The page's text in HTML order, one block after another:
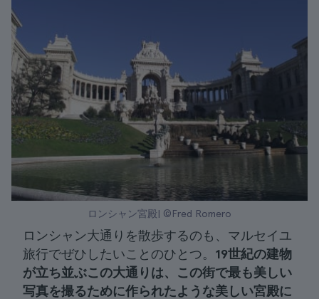
ロンシャン宮殿| ©Fred Romero
ロンシャン大通りを散歩するのも、マルセイユ
旅行でぜひしたいことのひとつ。 19世紀の建物
が立ち並ぶこの大通りは、 この街で最も美しい
写真を撮るために作られたような美しい宮殿に